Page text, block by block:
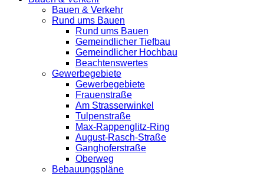
Bauen & Verkehr
Rund ums Bauen
Rund ums Bauen
Gemeindlicher Tiefbau
Gemeindlicher Hochbau
Beachtenswertes
Gewerbegebiete
Gewerbegebiete
Frauenstraße
Am Strasserwinkel
Tulpenstraße
Max-Rappenglitz-Ring
August-Rasch-Straße
Ganghoferstraße
Oberweg
Bebauungspläne